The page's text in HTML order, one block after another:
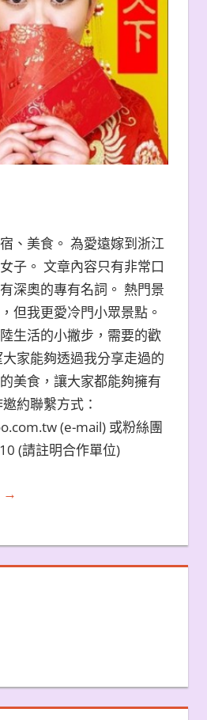
、美食。 為愛遠嫁到浙江
子。 文章內容只有非常口
深奧的專有名詞。 熱門景
但我更愛冷門小眾景點。
生活的小撇步，需要的歡
家能夠透過我分享走過的
美食，讓大家都能夠擁有
約聯繫方式：
(e-mail) 或粉絲團
(請註明合作單位)
→